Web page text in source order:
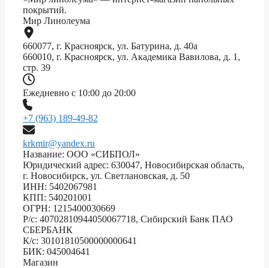
покрытий.
Мир Линолеума
660077, г. Красноярск, ул. Батурина, д. 40а
660010, г. Красноярск, ул. Академика Вавилова, д. 1,
стр. 39
Ежедневно с 10:00 до 20:00
+7 (963) 189-49-82
krkmir@yandex.ru
Название: ООО «СИБПОЛ»
Юридический адрес: 630047, Новосибирская область,
г. Новосибирск, ул. Светлановская, д. 50
ИНН: 5402067981
КПП: 540201001
ОГРН: 1215400030669
Р/с: 40702810944050067718, Сибирский Банк ПАО
СБЕРБАНК
К/с: 30101810500000000641
БИК: 045004641
Магазин